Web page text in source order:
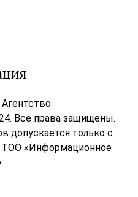
Все права защищены.
допускается только с
ТОО «Информационное